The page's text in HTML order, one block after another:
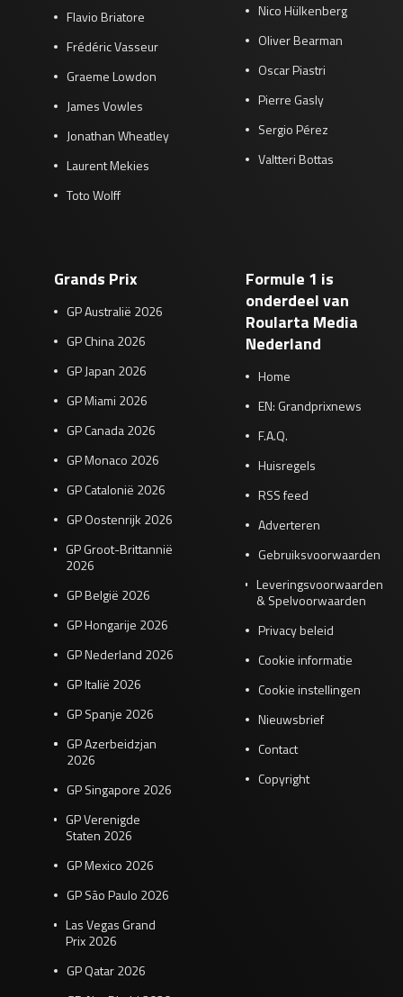
Flavio Briatore
Frédéric Vasseur
Graeme Lowdon
James Vowles
Jonathan Wheatley
Laurent Mekies
Toto Wolff
Nico Hülkenberg
Oliver Bearman
Oscar Piastri
Pierre Gasly
Sergio Pérez
Valtteri Bottas
Grands Prix
GP Australië 2026
GP China 2026
GP Japan 2026
GP Miami 2026
GP Canada 2026
GP Monaco 2026
GP Catalonië 2026
GP Oostenrijk 2026
GP Groot-Brittannië
2026
GP België 2026
GP Hongarije 2026
GP Nederland 2026
GP Italië 2026
GP Spanje 2026
GP Azerbeidzjan
2026
GP Singapore 2026
GP Verenigde
Staten 2026
GP Mexico 2026
GP São Paulo 2026
Las Vegas Grand
Prix 2026
GP Qatar 2026
Formule 1 is
onderdeel van
Roularta Media
Nederland
Home
EN: Grandprixnews
F.A.Q.
Huisregels
RSS feed
Adverteren
Gebruiksvoorwaarden
Leveringsvoorwaarden
& Spelvoorwaarden
Privacy beleid
Cookie informatie
Cookie instellingen
Nieuwsbrief
Contact
Copyright